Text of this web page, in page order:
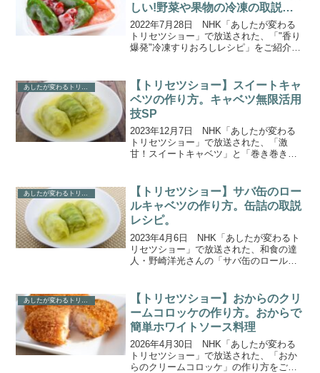
しい!野菜や果物の冷凍の取説、
冷凍庫新活用術。
2022年7月28日 NHK「あしたが変わる
トリセツショー」で放送された、「"香り
爆発"冷凍すりおろしレシピ」をご紹介し
あえて冷凍することでうまみが増したり
香りが強くな...
【トリセツショー】スイートキャ
ベツの作り方。キャベツ無限活用
技SP
2023年12月7日 NHK「あしたが変わる
トリセツショー」で放送された、「激
甘！スイートキャベツ」と「巻き巻きス
おいしい「キャベツ」のトリセツ。意外
な“あの調理法”で...
あしたが変わるトリセツショー
【トリセツショー】サバ缶のロー
ルキャベツの作り方。缶詰の取説
レシピ。
2023年4月6日 NHK「あしたが変わるト
リセツショー」で放送された、和食の達
人・野崎洋光さんの「サバ缶のロールキ
り期間に備蓄した缶詰が“お宝”に大変
身！？缶詰を愛す...
【トリセツショー】おからのクリ
ームコロッケの作り方。おからで
簡単ホワイトソース料理
2026年4月30日 NHK「あしたが変わる
トリセツショー」で放送された、「おか
らのクリームコロッケ」の作り方をご紹